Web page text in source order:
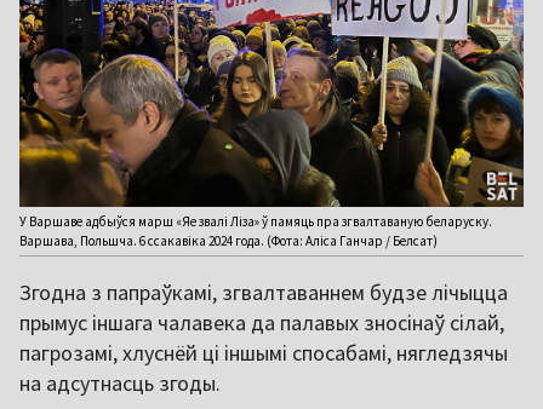
У Варшаве адбыўся марш «Яе звалі Ліза» ў памяць пра згвалтаваную беларуску.
Варшава, Польшча. 6 ссакавіка 2024 года. (Фота: Аліса Ганчар / Белсат)
Згодна з папраўкамі, згвалтаваннем будзе лічыцца
прымус іншага чалавека да палавых зносінаў сілай,
пагрозамі, хлуснёй ці іншымі спосабамі, нягледзячы
на адсутнасць згоды.